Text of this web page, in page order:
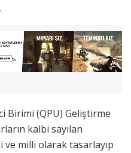
Birimi (QPU) Geliştirme
kalbi sayılan
milli olarak tasarlayıp